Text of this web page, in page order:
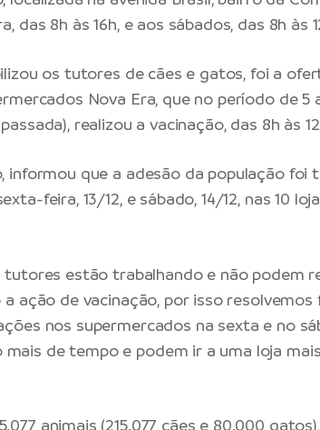
das 8h às 16h, e aos sábados, das 8h às
os tutores de cães e gatos, foi a
Nova Era, que no período de 5
realizou a vacinação, das 8h às
informou que a adesão da população foi
feira, 13/12, e sábado, 14/12, nas 10
estão trabalhando e não podem
ação de vacinação, por isso resolvemos
nos supermercados na sexta e no
de tempo e podem ir a uma loja
animais (215.077 cães e 80.000